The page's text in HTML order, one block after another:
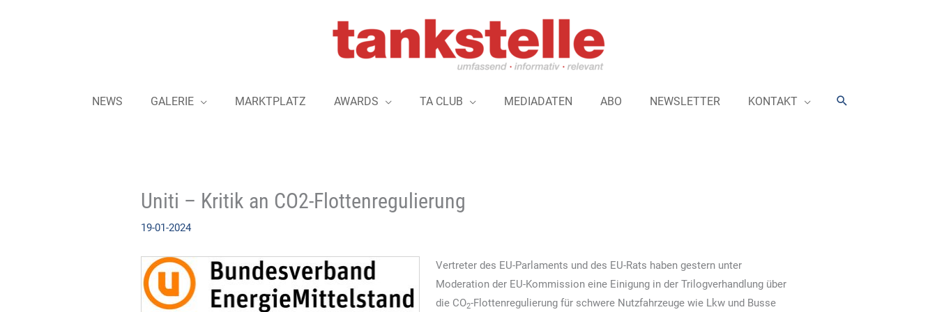
NEWS GALERIE MARKTPLATZ AWARDS TA CLUB MEDIADATEN ABO NEWSLETTER KONTAKT Suchen
Uniti – Kritik an CO2-Flottenregulierung
19-01-2024
Vertreter des EU-Parlaments und des EU-Rats haben gestern unter
Moderation der EU-Kommission eine Einigung in der Trilogverhandlung über
die CO2-Flottenregulierung für schwere Nutzfahrzeuge wie Lkw und Busse